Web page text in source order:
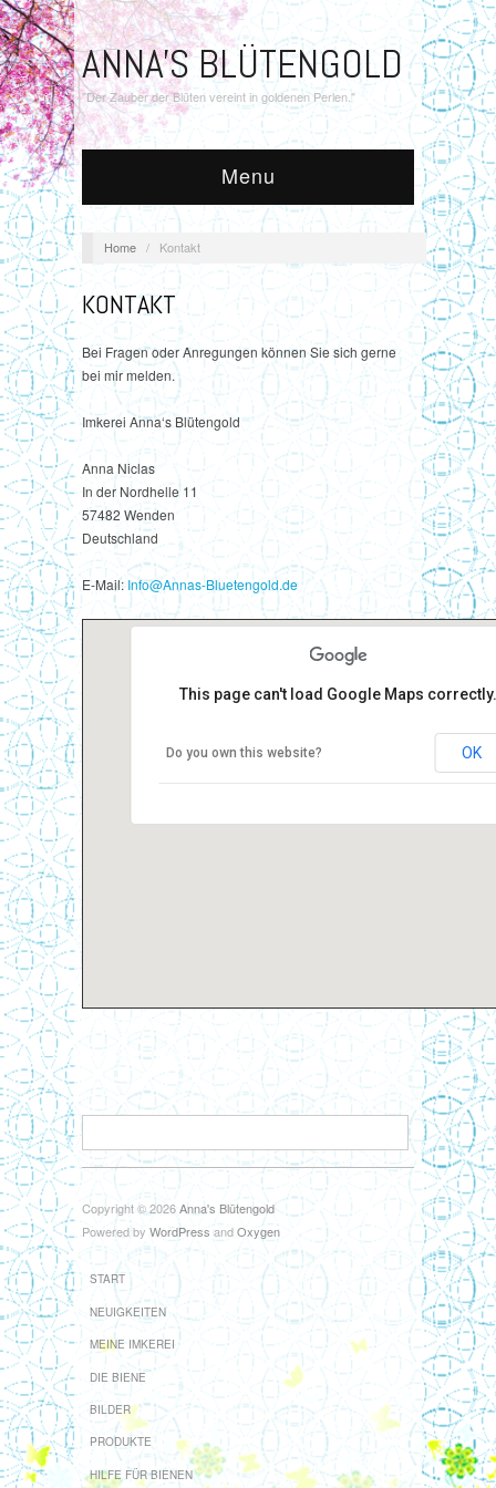
ANNA'S BLÜTENGOLD
"Der Zauber der Blüten vereint in goldenen Perlen."
Menu
Home / Kontakt
KONTAKT
Bei Fragen oder Anregungen können Sie sich gerne
bei mir melden.
Imkerei Anna‘s Blütengold
Anna Niclas
In der Nordhelle 11
57482 Wenden
Deutschland
E-Mail: Info@Annas-Bluetengold.de
This page can't load Google Maps correctly.
Do you own this website? OK
Olpe Kreuztal Siegen Imkerin Imkerei
Copyright © 2026Anna's Blütengold
Powered by WordPressandOxygen
START
NEUIGKEITEN
MEINE IMKEREI
DIE BIENE
BILDER
PRODUKTE
HILFE FÜR BIENEN